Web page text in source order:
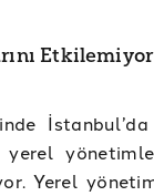
Etkilemiyor
yerel
Yerel